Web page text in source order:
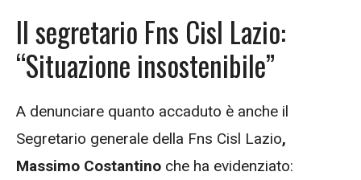
Il segretario Fns Cisl Lazio:
“Situazione insostenibile”
A denunciare quanto accaduto è anche il
Segretario generale della Fns Cisl Lazio,
Massimo Costantino che ha evidenziato: